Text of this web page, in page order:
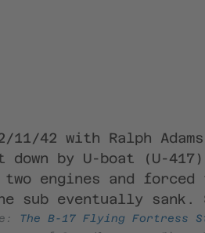
42 with Ralph
down by U-boat (U-
two engines and
sub eventually sank.
The B-17 Flying Fortress